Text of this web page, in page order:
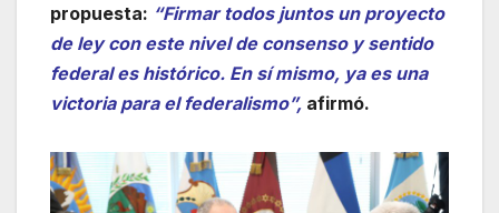
propuesta: “Firmar todos juntos un proyecto
de ley con este nivel de consenso y sentido
federal es histórico. En sí mismo, ya es una
victoria para el federalismo”, afirmó.